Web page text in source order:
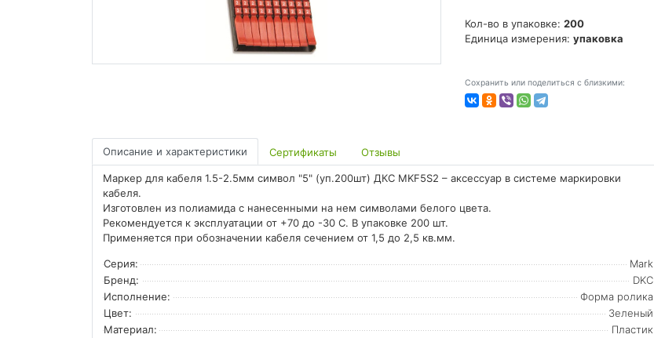
Кол-во в упаковке: 200
Единица измерения: упаковка
Сохранить или поделиться с близкими:
Описание и характеристики Сертификаты Отзывы
Маркер для кабеля 1.5-2.5мм символ "5" (уп.200шт) ДКС MKF5S2 – аксессуар в системе маркировки
кабеля.
Изготовлен из полиамида с нанесенными на нем символами белого цвета.
Рекомендуется к эксплуатации от +70 до -30 С. В упаковке 200 шт.
Применяется при обозначении кабеля сечением от 1,5 до 2,5 кв.мм.
Серия:
Mark
Бренд:
DKC
Исполнение:
Форма ролика
Цвет:
Зеленый
Материал:
Пластик